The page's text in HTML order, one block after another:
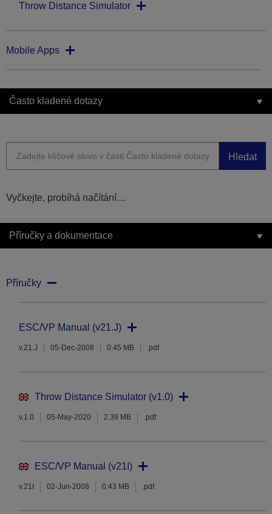
Throw Distance Simulator
Mobile Apps
Často kladené dotazy
Hledat
Vyčkejte, probíhá načítání…
Příručky a dokumentace
Příručky
ESC/VP Manual (v21.J)
v.21.J 05-Dec-2008 0.45 MB .pdf
Throw Distance Simulator (v1.0)
v.1.0 05-May-2020 2.39 MB .pdf
ESC/VP Manual (v21I)
v.21I 02-Jun-2008 0.43 MB .pdf